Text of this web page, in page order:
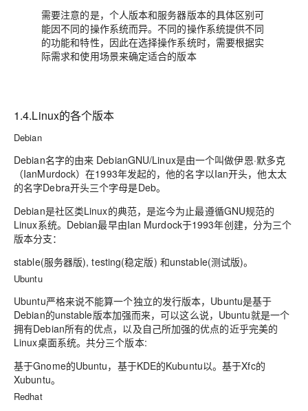
需要注意的是，个人版本和服务器版本的具体区别可
能因不同的操作系统而异。不同的操作系统提供不同
的功能和特性，因此在选择操作系统时，需要根据实
际需求和使用场景来确定适合的版本
1.4.Linux的各个版本
Debian
Debian名字的由来 DebianGNU/Linux是由一个叫做伊恩·默多克
（IanMurdock）在1993年发起的，他的名字以Ian开头，他太太
的名字Debra开头三个字母是Deb。
Debian是社区类Linux的典范，是迄今为止最遵循GNU规范的
Linux系统。Debian最早由Ian Murdock于1993年创建，分为三个
版本分支：
stable(服务器版), testing(稳定版) 和unstable(测试版)。
Ubuntu
Ubuntu严格来说不能算一个独立的发行版本，Ubuntu是基于
Debian的unstable版本加强而来，可以这么说，Ubuntu就是一个
拥有Debian所有的优点，以及自己所加强的优点的近乎完美的
Linux桌面系统。共分三个版本:
基于Gnome的Ubuntu，基于KDE的Kubuntu以。基于Xfc的
Xubuntu。
Redhat